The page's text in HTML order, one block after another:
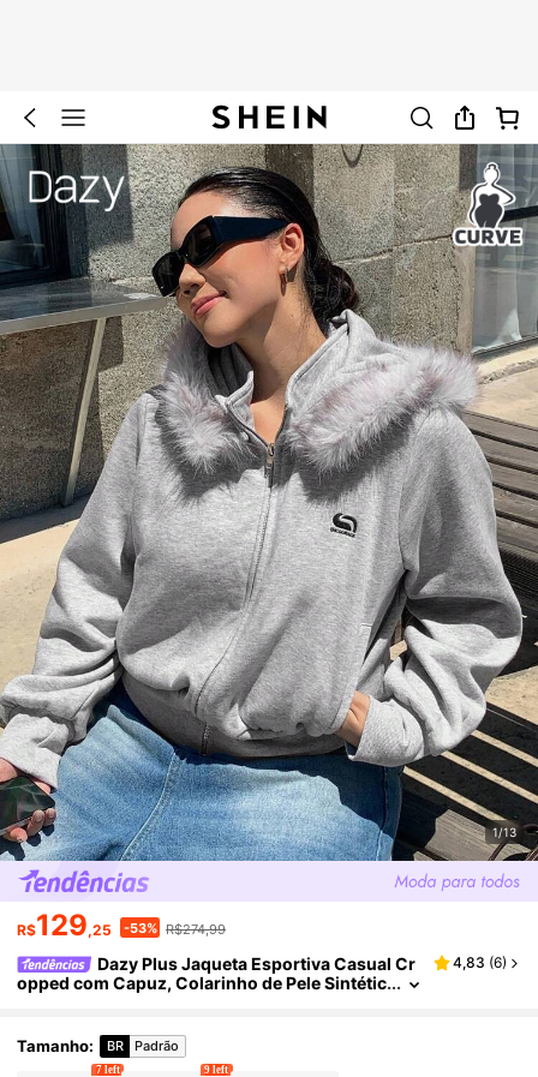
1/13
R$129,25 -53% R$274,99
Dazy Plus Jaqueta Esportiva Casual Cr
opped com Capuz, Colarinho de Pele Sintétic
4,83 (6)
Tamanho: BR Padrão
7 left 9 left